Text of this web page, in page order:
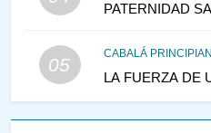
PATERNIDAD
05
CABALÁ
LA FUERZA DE
1
RAZI